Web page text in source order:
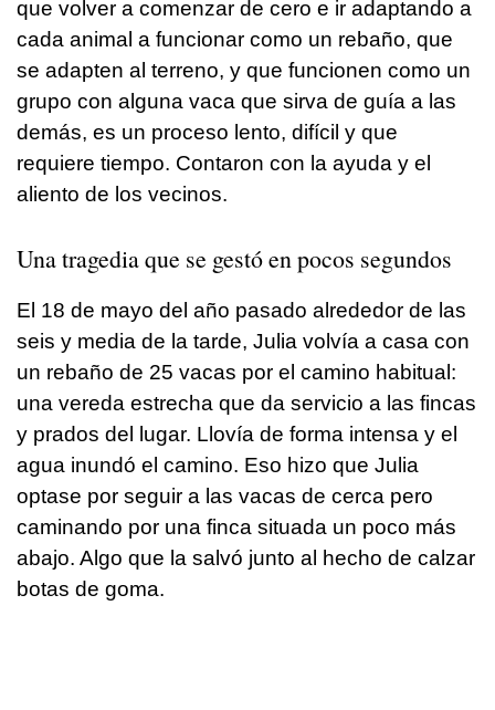
que volver a comenzar de cero e ir adaptando a
cada animal a funcionar como un rebaño, que
se adapten al terreno, y que funcionen como un
grupo con alguna vaca que sirva de guía a las
demás, es un proceso lento, difícil y que
requiere tiempo. Contaron con la ayuda y el
aliento de los vecinos.
Una tragedia que se gestó en pocos segundos
El 18 de mayo del año pasado alrededor de las
seis y media de la tarde, Julia volvía a casa con
un rebaño de 25 vacas por el camino habitual:
una vereda estrecha que da servicio a las fincas
y prados del lugar. Llovía de forma intensa y el
agua inundó el camino. Eso hizo que Julia
optase por seguir a las vacas de cerca pero
caminando por una finca situada un poco más
abajo. Algo que la salvó junto al hecho de calzar
botas de goma.